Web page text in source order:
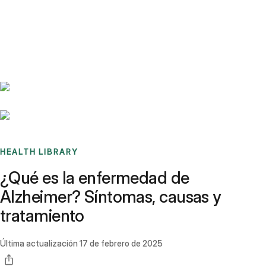
HEALTH LIBRARY
¿Qué es la enfermedad de
Alzheimer? Síntomas, causas y
tratamiento
Última actualización 17 de febrero de 2025